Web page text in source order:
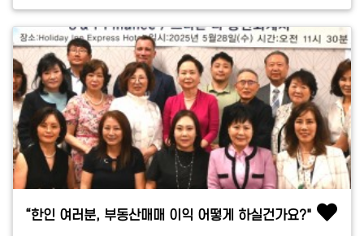
“한인 여러분, 부동산매매 이익 어떻게 하실건가요?"